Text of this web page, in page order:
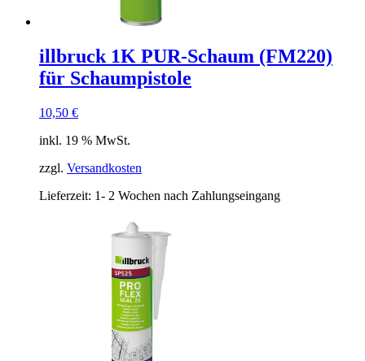
illbruck 1K PUR-Schaum (FM220)
für Schaumpistole
10,50 €
inkl. 19 % MwSt.
zzgl. Versandkosten
Lieferzeit: 1- 2 Wochen nach Zahlungseingang